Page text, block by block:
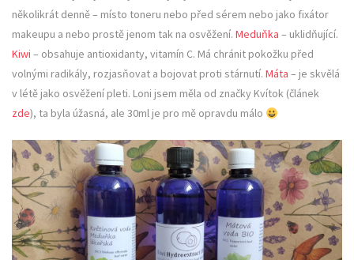
několikrát denně – místo toneru nebo před sérem nebo jako fixátor
makeupu a nebo prostě jenom tak na osvěžení. Meduňka – uklidňující.
Kiwi – obsahuje antioxidanty, vitamín C. Má chránit pokožku před
volnými radikály, rozjasňovat a bojovat proti stárnutí. Máta – je skvělá
v létě jako osvěžení pleti. Loni jsem měla od značky Kvítok (článek
zde), ta byla úžasná, ale 30ml je pro mě opravdu málo